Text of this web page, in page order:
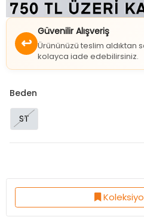
↩
Güvenilir Alışveriş
Ürününüzü teslim aldıktan
kolayca iade edebilirsiniz.
Beden
ST